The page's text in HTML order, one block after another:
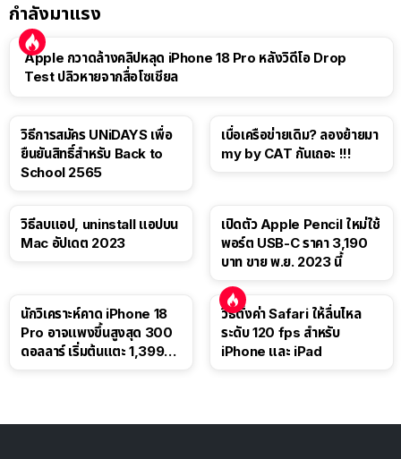
กำลังมาแรง
Apple กวาดล้างคลิปหลุด iPhone 18 Pro หลังวิดีโอ Drop
Test ปลิวหายจากสื่อโซเชียล
วิธีการสมัคร UNiDAYS เพื่อ
ยืนยันสิทธิ์สำหรับ Back to
School 2565
เบื่อเครือข่ายเดิม? ลองย้ายมา
my by CAT กันเถอะ !!!
วิธีลบแอป, uninstall แอปบน
Mac อัปเดต 2023
เปิดตัว Apple Pencil ใหม่ใช้
พอร์ต USB-C ราคา 3,190
บาท ขาย พ.ย. 2023 นี้
นักวิเคราะห์คาด iPhone 18
Pro อาจแพงขึ้นสูงสุด 300
ดอลลาร์ เริ่มต้นแตะ 1,399
วิธีตั้งค่า Safari ให้ลื่นไหล
ระดับ 120 fps สำหรับ
iPhone และ iPad